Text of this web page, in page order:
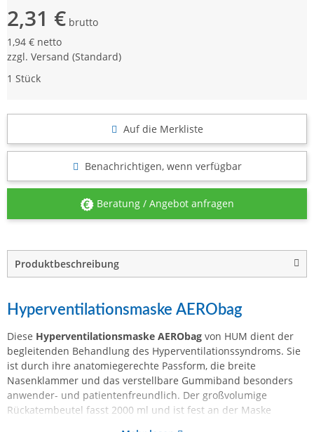
2,31 € brutto
1,94 € netto
zzgl. Versand (Standard)
1 Stück
Auf die Merkliste
Benachrichtigen, wenn verfügbar
Beratung / Angebot anfragen
Produktbeschreibung
Hyperventilationsmaske AERObag
Diese Hyperventilationsmaske AERObag von HUM dient der
begleitenden Behandlung des Hyperventilationssyndroms. Sie
ist durch ihre anatomiegerechte Passform, die breite
Nasenklammer und das verstellbare Gummiband besonders
anwender- und patientenfreundlich. Der großvolumige
Rückatembeutel fasst 2000 ml und ist fest an der Maske